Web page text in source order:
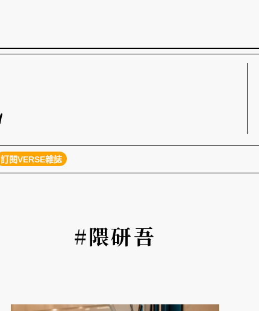
訂閱VERSE雜誌
#隈研吾